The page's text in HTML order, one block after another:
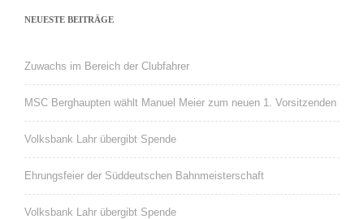
NEUESTE BEITRÄGE
Zuwachs im Bereich der Clubfahrer
MSC Berghaupten wählt Manuel Meier zum neuen 1. Vorsitzenden
Volksbank Lahr übergibt Spende
Ehrungsfeier der Süddeutschen Bahnmeisterschaft
Volksbank Lahr übergibt Spende